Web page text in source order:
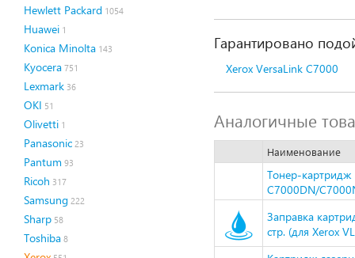
Hewlett Packard 1054
Huawei 1
Konica Minolta 143
Kyocera 751
Lexmark 36
OKI 51
Olivetti 1
Panasonic 23
Pantum 93
Ricoh 317
Samsung 222
Sharp 58
Toshiba 8
Гарантировано
Xerox VersaLink C7000
Аналогичные
Наименование
Тонер-картридж
C7000DN/
Заправка
стр. (для Xerox